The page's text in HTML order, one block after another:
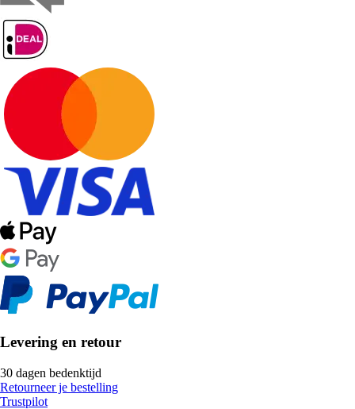
Levering en retour
30 dagen bedenktijd
Retourneer je bestelling
Trustpilot